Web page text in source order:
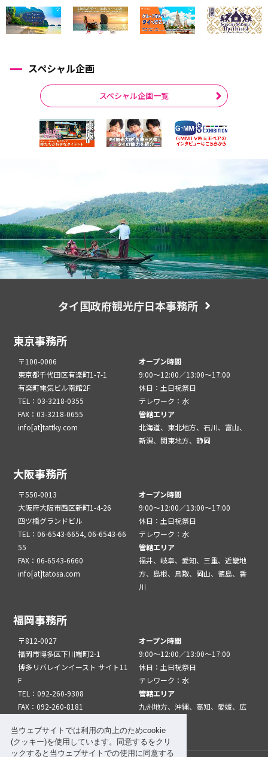
当ウェブサイトでは利用の向上のためcookie
(クッキー)を使用しています。同意するをクリ
ックすると当ウェブサイトでの使用に同意する
スペシャル企画
スペシャル企画一覧
タイ国政府観光庁日本事務所
東京事務所
〒100-0006
東京都千代田区有楽町1-7-1
有楽町電気ビル南館2F
TEL：03-3218-0355
FAX：03-3218-0655
info[at]tattky.com
オープン時間
9:00～12:00／13:00～17:00
休日：土日祝祭日
テレワーク：水
管轄エリア
北海道、東北地方、石川、富山、
新潟、関東地方、静岡
大阪事務所
〒550-0013
大阪府大阪市西区新町1-4-26
四ツ橋グランドビル
TEL：06-6543-6654, 06-6543-66
55
FAX：06-6543-6660
info[at]tatosa.com
オープン時間
9:00～12:00／13:00～17:00
休日：土日祝祭日
テレワーク：水
管轄エリア
福井、岐阜、愛知、三重、近畿地
方、島根、鳥取、岡山、徳島、香
川
福岡事務所
〒812-0027
福岡市博多区下川端町2-1
博多リバレインイースト サイト11
F
TEL：092-260-9308
FAX：092-260-8181
オープン時間
9:00～12:00／13:00～17:00
休日：土日祝祭日
テレワーク：水
管轄エリア
九州地方、沖縄、高知、愛媛、広